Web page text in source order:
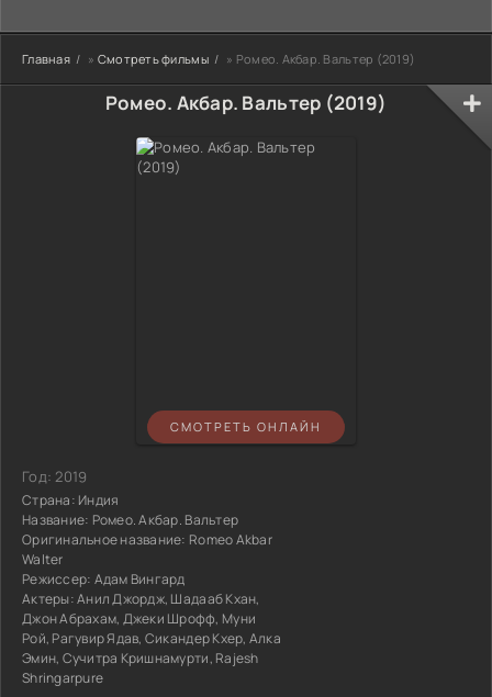
Главная » Смотреть фильмы » Ромео. Акбар. Вальтер (2019)
Ромео. Акбар. Вальтер (2019)
СМОТРЕТЬ ОНЛАЙН
Год:2019
Страна: Индия
Название: Ромео. Акбар. Вальтер
Оригинальное название: Romeo Akbar
Walter
Режиссер: Адам Вингард
Актеры:Анил Джордж, Шадааб Кхан,
Джон Абрахам, Джеки Шрофф, Муни
Рой, Рагувир Ядав, Сикандер Кхер, Алка
Эмин, Сучитра Кришнамурти, Rajesh
Shringarpure